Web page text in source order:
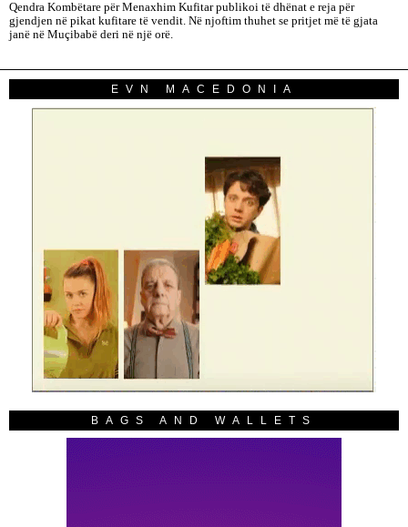
Qendra Kombëtare për Menaxhim Kufitar publikoi të dhënat e reja për
gjendjen në pikat kufitare të vendit. Në njoftim thuhet se pritjet më të gjata
janë në Muçibabë deri në një orë.
EVN MACEDONIA
BAGS AND WALLETS